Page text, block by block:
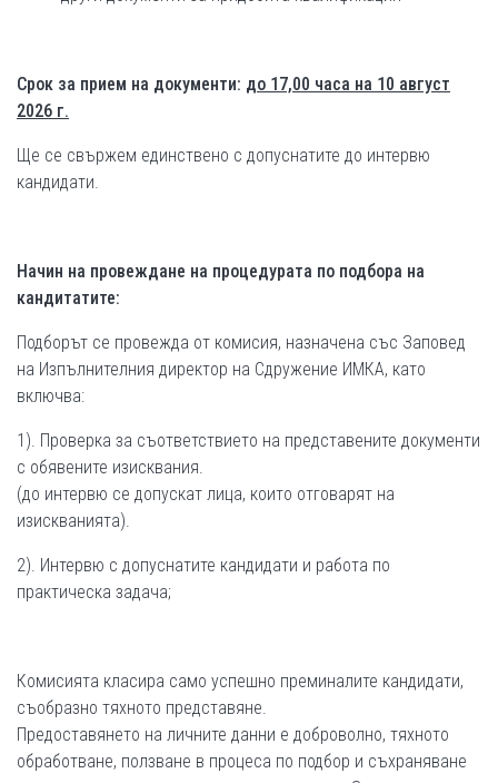
Срок за прием на документи: до 17,00 часа на 10 август
2026 г.
Ще се свържем единствено с допуснатите до интервю
кандидати.
Начин на провеждане на процедурата по подбора на
кандитатите:
Подборът се провежда от комисия, назначена със Заповед
на Изпълнителния директор на Сдружение ИМКА, като
включва:
1). Проверка за съответствието на представените документи
с обявените изисквания.
(до интервю се допускат лица, които отговарят на
изискванията).
2). Интервю с допуснатите кандидати и работа по
практическа задача;
Комисията класира само успешно преминалите кандидати,
съобразно тяхното представяне.
Предоставянето на личните данни е доброволно, тяхното
обработване, ползване в процеса по подбор и съхраняване